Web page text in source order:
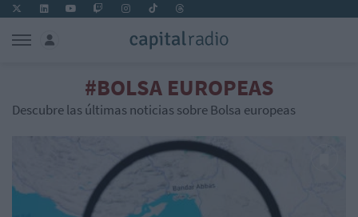
#BOLSA EUROPEAS
Descubre las últimas noticias sobre Bolsa europeas